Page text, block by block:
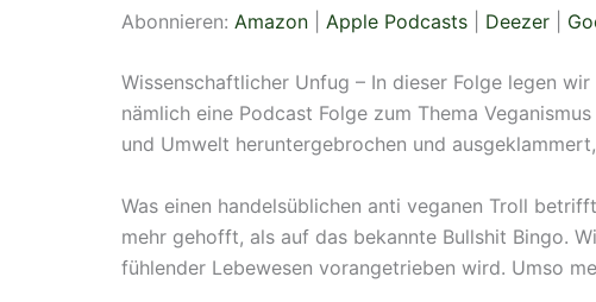
Google Podcasts
RSS FEED
EMBED
Abonnieren: Amazon Apple Podcasts Deezer
Wissenschaftlicher Unfug – In dieser Folge legen
nämlich eine Podcast Folge zum Thema
und Umwelt heruntergebrochen und
Was einen handelsüblichen anti veganen Troll
mehr gehofft, als auf das bekannte Bullshit Bingo.
fühlender Lebewesen vorangetrieben wird. Umso